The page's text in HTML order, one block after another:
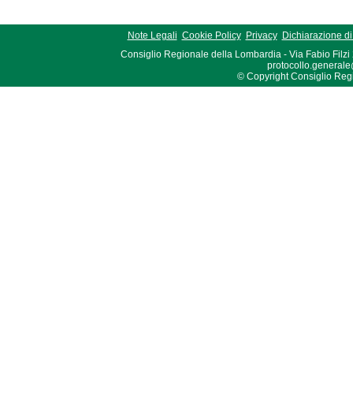
Note Legali Cookie Policy Privacy
Dichiarazione
Consiglio Regionale della Lombardia - Via Fabio Filzi
© Copyright Consiglio